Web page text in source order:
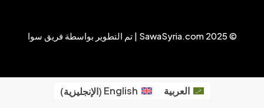
© 2025 SawaSyria.com | تم التطوير بواسطة فريق سوا
العربية English
(الإنجليزية)